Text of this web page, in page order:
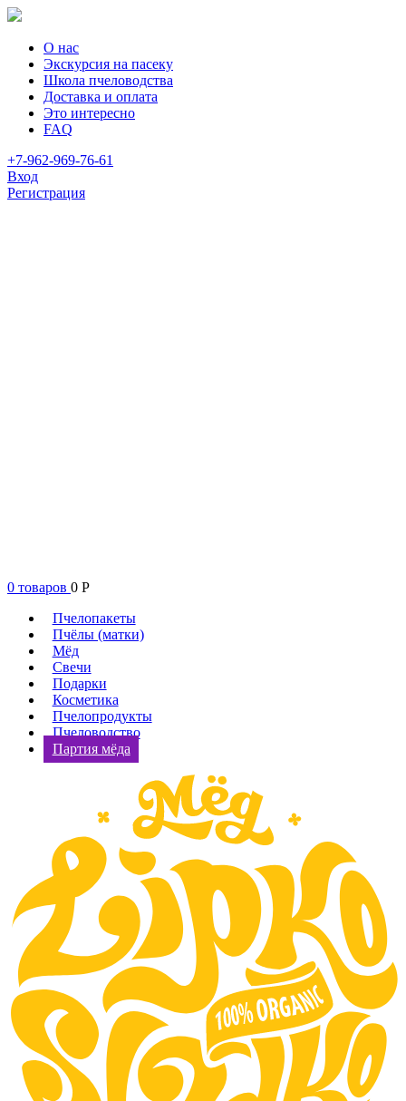
О нас
Экскурсия на пасеку
Школа пчеловодства
Доставка и оплата
Это интересно
FAQ
+7-962-969-76-61
Вход
Регистрация
0 товаров 0 Р
Пчелопакеты
Пчёлы (матки)
Мёд
Свечи
Подарки
Косметика
Пчелопродукты
Пчеловодство
Партия мёда